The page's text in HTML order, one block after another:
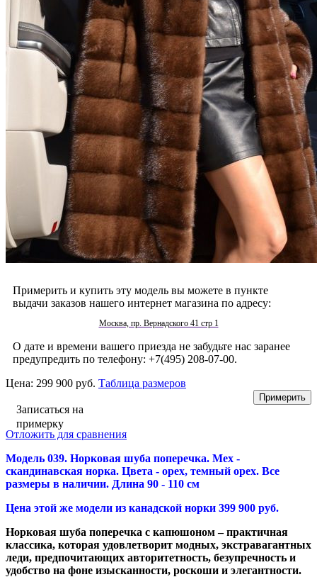
Примерить и купить эту модель вы можете в пункте
выдачи заказов нашего интернет магазина по адресу:
Москва, пр. Вернадского 41 стр 1
О дате и времени вашего приезда не забудьте нас заранее
предупредить по телефону: +7(495) 208-07-00.
Цена: 299 900 руб. Таблица размеров
Записаться на
примерку
Отложить для сравнения
Модель 039. Норковая шуба поперечка. Мех -
скандинавская норка. Цвета - орех, темный орех. Все
размеры в наличии. Длина 90 - 110 см
Цена этой же модели из канадской норки 399 900 руб.
Норковая шуба поперечка с капюшоном – практичная
классика, которая удовлетворит модных, экстравагантных
леди, предпочитающих авторитетность, безупречность и
удобство на фоне изысканности, роскоши и элегантности.